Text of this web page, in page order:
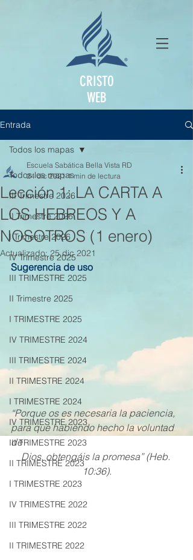
CRISTO
WEB
Entrada
Todos los mapas
III Trimestre 2026
II Trimestre 2026
I Trimestre 2026
IV Trimestre 2025
III TRIMESTRE 2025
II Trimestre 2025
I TRIMESTRE 2025
IV TRIMESTRE 2024
III TRIMESTRE 2024
II TRIMESTRE 2024
I TRIMESTRE 2024
IV TRIMESTRE 2023
III TRIMESTRE 2023
II TRIMESTRE 2023
I TRIMESTRE 2023
IV TRIMESTRE 2022
III TRIMESTRE 2022
II TRIMESTRE 2022
Todos los mapas
Lección 1: LA CARTA A
LOS HEBREOS Y A
NOSOTROS (1 enero)
Escuela Sabática Bella Vista RD
24 dic 2021 1 min de lectura
Actualizado:25 dic 2021
Sugerencia de uso
“Porque os es necesaria la paciencia,
para que habiendo hecho la voluntad
de
Dios, obtengáis la promesa” (Heb.
10:36).